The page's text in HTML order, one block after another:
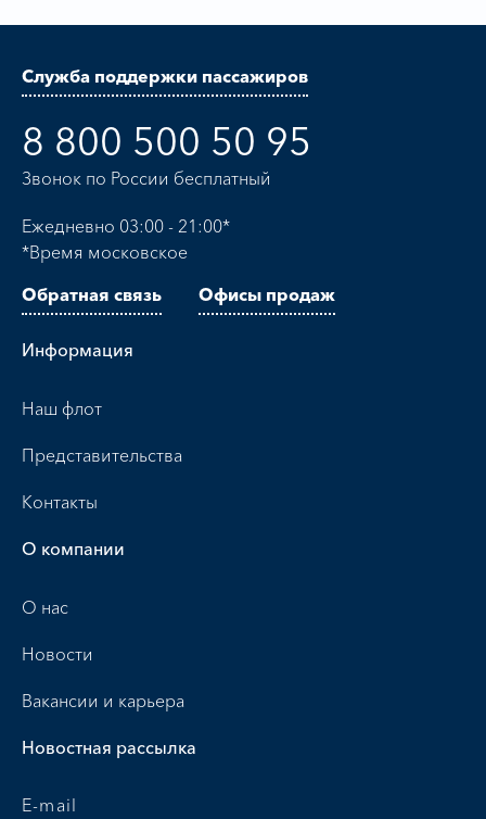
Служба поддержки пассажиров
8 800 500 50 95
Звонок по России бесплатный
Ежедневно 03:00 - 21:00*
*Время московское
Обратная связь
Офисы продаж
Информация
Наш флот
Представительства
Контакты
О компании
О нас
Новости
Вакансии и карьера
Новостная рассылка